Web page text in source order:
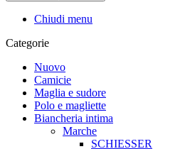
Chiudi menu
Categorie
Nuovo
Camicie
Maglia e sudore
Polo e magliette
Biancheria intima
Marche
SCHIESSER